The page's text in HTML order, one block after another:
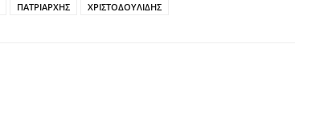
ΠΑΤΡΙΑΡΧΗΣ ΧΡΙΣΤΟΔΟΥΛΙΔΗΣ